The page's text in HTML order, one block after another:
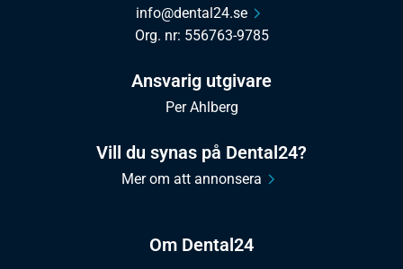
Om Dental24
info@dental24.se
Org. nr: 556763-9785
Ansvarig utgivare
Per Ahlberg
Vill du synas på Dental24?
Mer om att annonsera